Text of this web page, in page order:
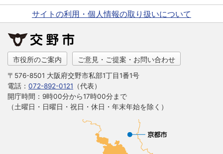
サイトの利用・個人情報の取り扱いについて
市役所のご案内 ご意見・ご提案・お問い合わせ
〒576-8501 大阪府交野市私部1丁目1番1号
電話： 072-892-0121 （代表）
開庁時間：9時00分から17時00分まで
（土曜日・日曜日・祝日・休日・年末年始を除く）